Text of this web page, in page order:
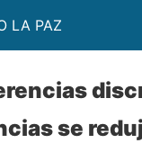
LA PAZ
se